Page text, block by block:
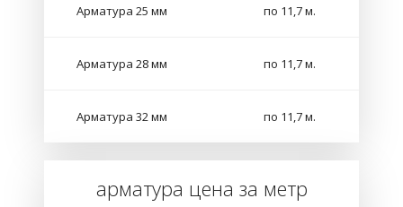
Арматура 25 мм по 11,7 м.
Арматура 28 мм по 11,7 м.
Арматура 32 мм по 11,7 м.
арматура цена за метр